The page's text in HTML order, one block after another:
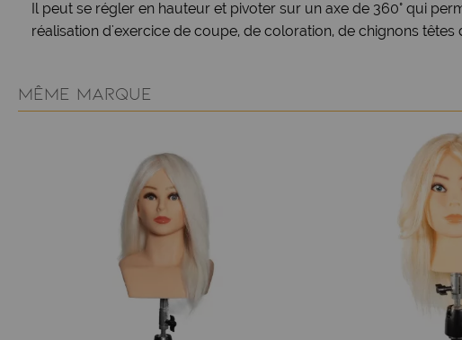
Il peut se régler en hauteur et pivoter sur un axe de 360° qui
réalisation d'exercice de coupe, de coloration, de chignons têtes
MÊME MARQUE